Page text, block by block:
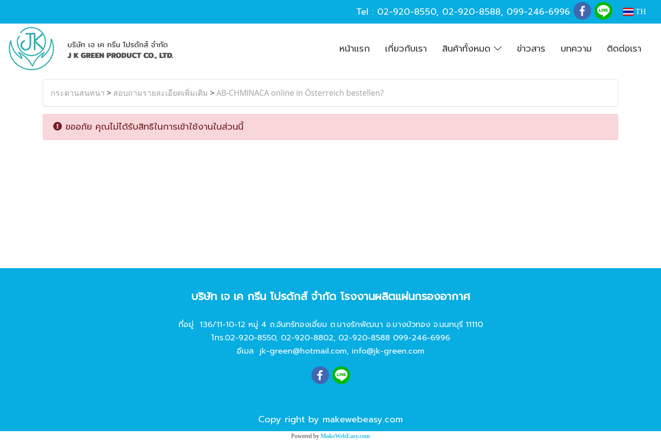
Tel : 02-920-8550, 02-920-8588, 099-246-6996 TH
หน้าแรก เกี่ยวกับเรา สินค้าทั้งหมด ข่าวสาร บทความ ติดต่อเรา
กระดานสนทนา > สอบถามรายละเอียดเพิ่มเติม >AB-CHMINACA online in Österreich bestellen?
ขออภัย คุณไม่ได้รับสิทธิในการเข้าใช้งานในส่วนนี้
บริษัท เจ เค กรีน โปรดักส์ จํากัด โรงงานผลิตแผ่นกรองอากาศ
ที่อยู่ 136/11-10-12 หมู่ 4 ถ.จันทร์ทองเอี่ยม ต.บางรักพัฒนา อ.บางบัวทอง จ.นนทบุรี 11110
โทร.02-920-8550, 02-920-8802, 02-920-8588 099-246-6996
อีเมล jk-green@hotmail.com, info@jk-green.com
Copy right by makewebeasy.com
Powered by MakeWebEasy.com